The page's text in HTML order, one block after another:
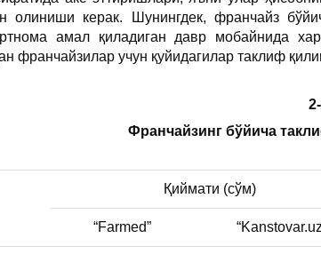
олиниши керак. Шунингдек, франчайз
амал қиладиган давр мобайнида
франчайзилар учун қуйидагилар таклиф
Франчайзинг бўйича
Қиймати (сўм)
“Farmed”